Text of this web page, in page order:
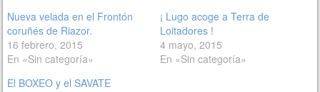
Nueva velada en el Frontón
coruñés de Riazor.
16 febrero, 2015
En «Sin categoría»
¡ Lugo acoge a Terra de
Loitadores !
4 mayo, 2015
En «Sin categoría»
El BOXEO y el SAVATE